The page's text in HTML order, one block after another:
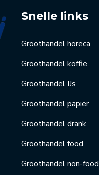
Snelle links
Groothandel horeca
Groothandel koffie
Groothandel IJs
Groothandel papier
Groothandel drank
Groothandel food
Groothandel non-food